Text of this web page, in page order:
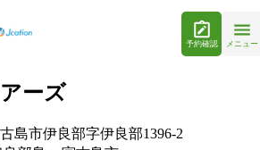
予約確認 メニュー
ーズ
島市伊良部字伊良部1396-2